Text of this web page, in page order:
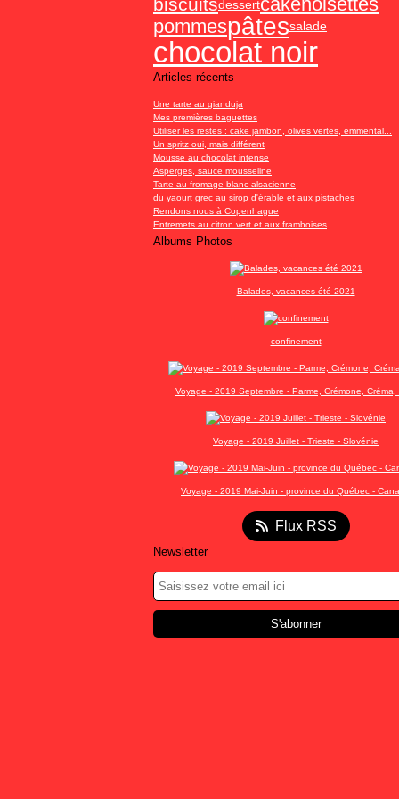
dessert
pommespâtessalade
chocolat noir
Articles récents
Une tarte au gianduja
Mes premières baguettes
Utiliser les restes : cake jambon, olives vertes, emmental...
Un spritz oui, mais différent
Mousse au chocolat intense
Asperges, sauce mousseline
Tarte au fromage blanc alsacienne
du yaourt grec au sirop d'érable et aux pistaches
Rendons nous à Copenhague
Entremets au citron vert et aux framboises
Albums Photos
Balades, vacances été 2021
confinement
Voyage - 2019 Septembre - Parme, Crémone, Créma,
Voyage - 2019 Juillet - Trieste - Slovénie
Voyage - 2019 Mai-Juin - province du Québec -
Flux RSS
Newsletter